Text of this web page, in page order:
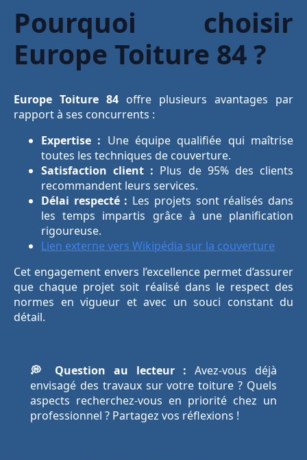
Pourquoi choisir
Europe Toiture 84 ?
Europe Toiture 84 offre plusieurs avantages par
rapport à ses concurrents :
Expertise : Une équipe qualifiée qui maîtrise
toutes les techniques de couverture.
Satisfaction client : Plus de 95% des clients
recommandent leurs services.
Délai respecté : Les projets sont réalisés dans
les temps impartis grâce à une planification
rigoureuse.
Lien externe vers Wikipédia sur la couverture
Cet engagement envers l’excellence permet d’assurer
que chaque projet soit réalisé dans le respect des
normes en vigueur et avec un souci constant du
détail.
💭 Question au lecteur : Avez-vous déjà
envisagé des travaux sur votre toiture ? Quels
aspects recherchez-vous en priorité chez un
professionnel ? Partagez vos réflexions !